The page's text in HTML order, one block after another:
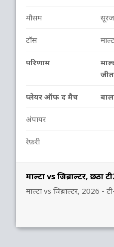
माल्टा vs जिब्राल्टर,
माल्टा vs जिब्राल्टर, 2026 -
मौसम
टॉस
परिणाम
प्लेयर ऑफ द मैच
अंपायर
रेफ़री